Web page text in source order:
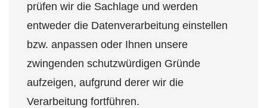
prüfen wir die Sachlage und werden
entweder die Datenverarbeitung einstellen
bzw. anpassen oder Ihnen unsere
zwingenden schutzwürdigen Gründe
aufzeigen, aufgrund derer wir die
Verarbeitung fortführen.